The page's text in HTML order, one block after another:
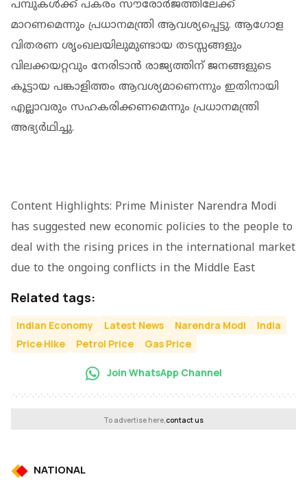
പമ്പുകൾക്ക് പകരം സൗരോർജത്തിലേക്ക്
മാറണമെന്നും പ്രധാനമന്ത്രി ആവശ്യപ്പെട്ടു. ആഗോള
വിതരണ ശൃംഖലയിലുമുണ്ടായ തടസ്സങ്ങളും
വിലക്കയറ്റവും നേരിടാൻ രാജ്യത്തിന് ജനങ്ങളുടെ
കൂട്ടായ പങ്കാളിത്തം ആവശ്യമാണെന്നും ഇതിനായി
എല്ലാവരും സഹകരിക്കണമെന്നും പ്രധാനമന്ത്രി
അഭ്യർഥിച്ചു.
Content Highlights: Prime Minister Narendra Modi
has suggested new economic policies to the people to
deal with the rising prices in the international market
due to the ongoing conflicts in the Middle East
Related tags:
Indian Economy Latest News Narendra Modi
India
Price Hike
Petrol Price Gas Price
Join WhatsApp Channel
To advertise here,contact us
NATIONAL